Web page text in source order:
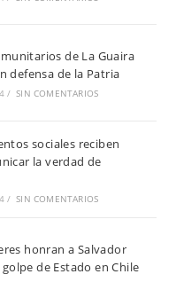
de La Guaira
defensa de la Patria
/ SIN COMENTARIOS
sociales reciben
la verdad de
/ SIN COMENTARIOS
honran a Salvador
de Estado en Chile